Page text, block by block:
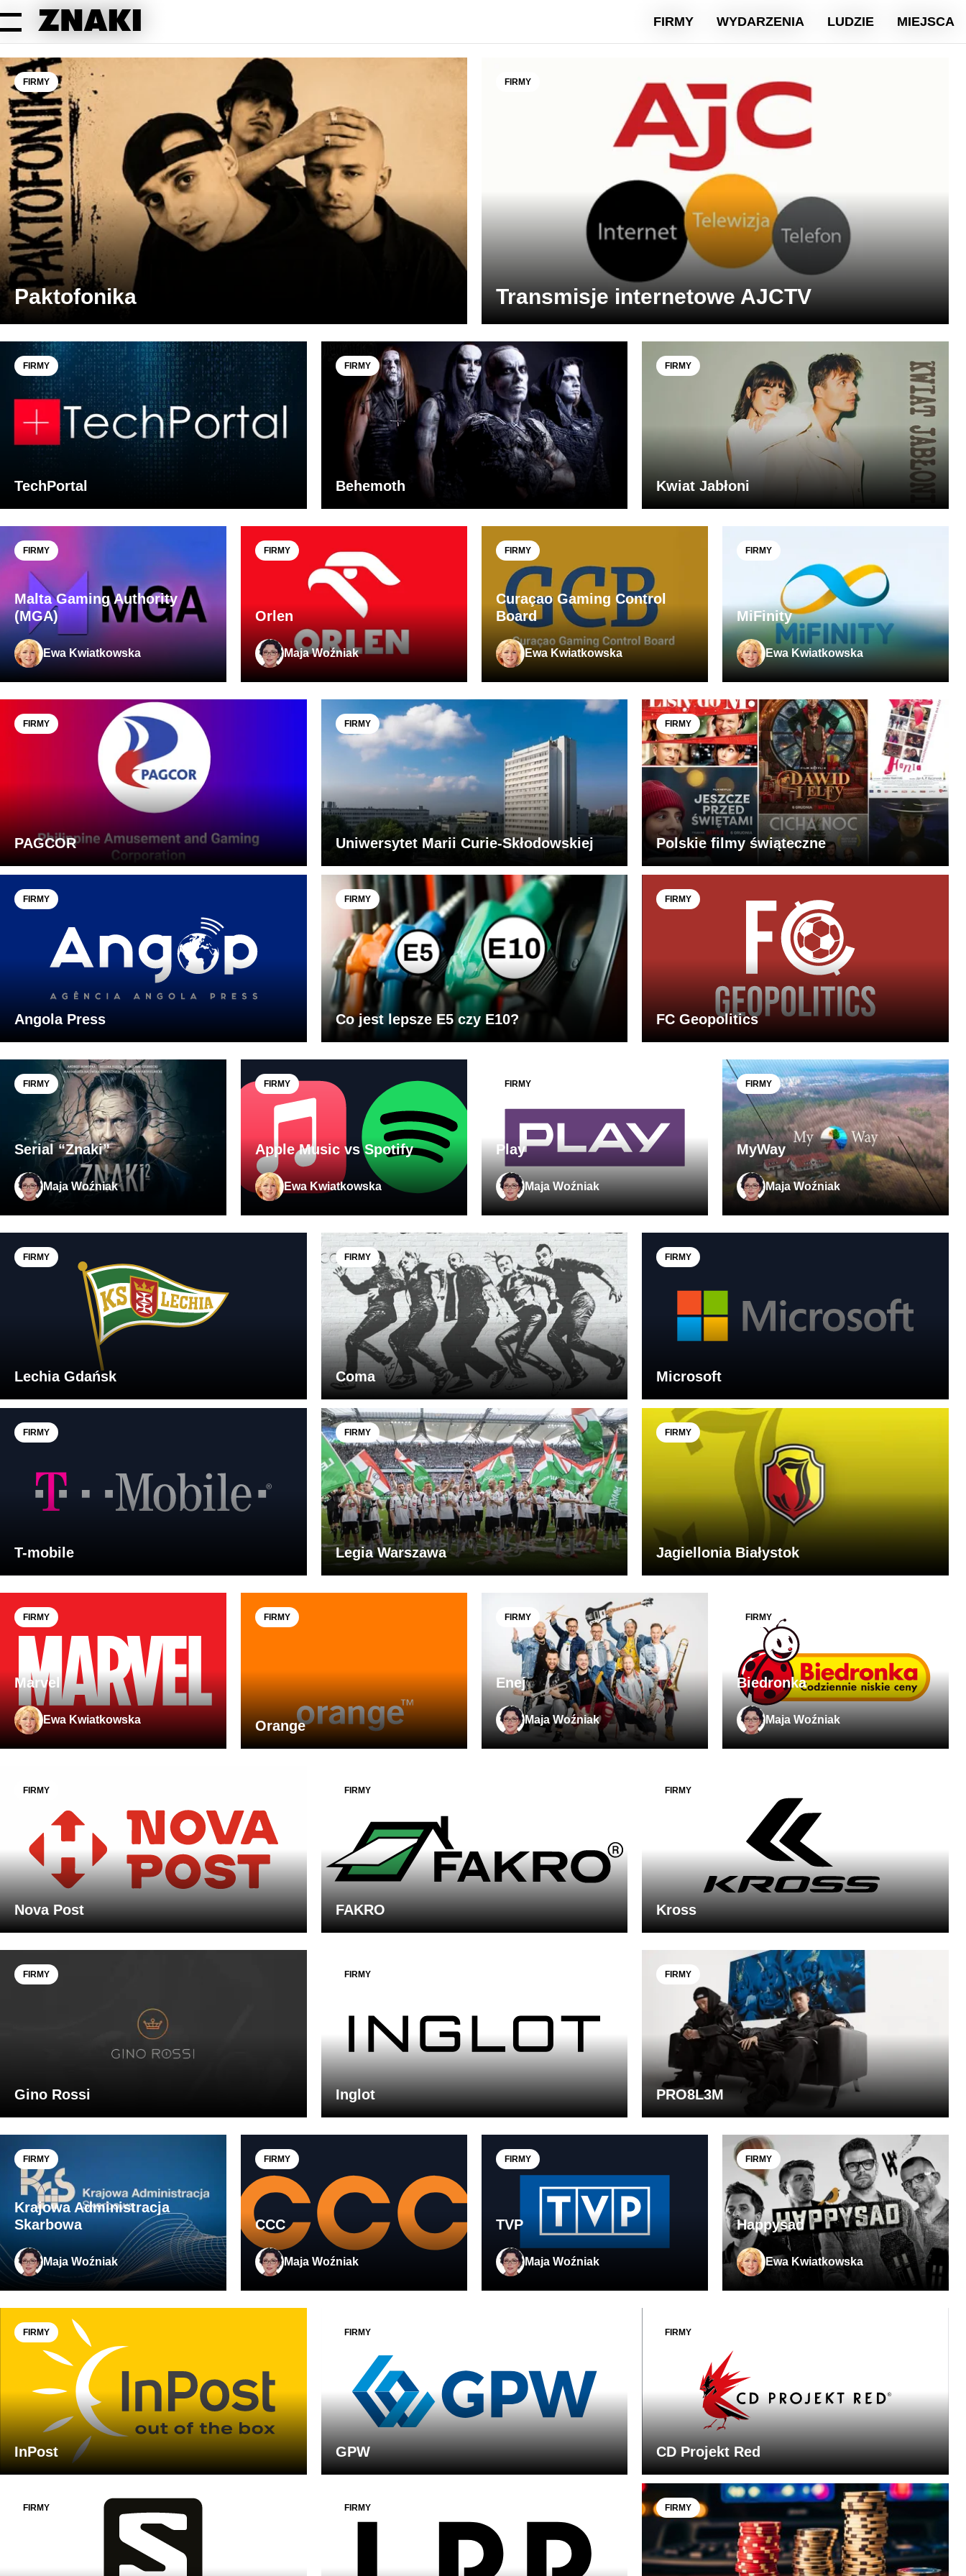
FIRMY WYDARZENIA LUDZIE MIEJSCA
FIRMY
Paktofonika
FIRMY
Transmisje internetowe AJCTV
FIRMY
TechPortal
FIRMY
Behemoth
FIRMY
Kwiat Jabłoni
FIRMY
Malta Gaming Authority
(MGA)
Ewa Kwiatkowska
FIRMY
Orlen
Maja Woźniak
FIRMY
Curaçao Gaming Control
Board
Ewa Kwiatkowska
FIRMY
MiFinity
Ewa Kwiatkowska
FIRMY
PAGCOR
FIRMY
Uniwersytet Marii Curie-Skłodowskiej
FIRMY
Polskie filmy świąteczne
FIRMY
Angola Press
FIRMY
Co jest lepsze E5 czy E10?
FIRMY
FC Geopolitics
FIRMY
Serial “Znaki”
Maja Woźniak
FIRMY
Apple Music vs Spotify
Ewa Kwiatkowska
FIRMY
Play
Maja Woźniak
FIRMY
MyWay
Maja Woźniak
FIRMY
Lechia Gdańsk
FIRMY
Coma
FIRMY
Microsoft
FIRMY
T-mobile
FIRMY
Legia Warszawa
FIRMY
Jagiellonia Białystok
FIRMY
Marvel
Ewa Kwiatkowska
FIRMY
Orange
FIRMY
Enej
Maja Woźniak
FIRMY
Biedronka
Maja Woźniak
FIRMY
Nova Post
FIRMY
FAKRO
FIRMY
Kross
FIRMY
Gino Rossi
FIRMY
Inglot
FIRMY
PRO8L3M
FIRMY
Krajowa Administracja
Skarbowa
Maja Woźniak
FIRMY
CCC
Maja Woźniak
FIRMY
TVP
Maja Woźniak
FIRMY
Happysad
Ewa Kwiatkowska
FIRMY
InPost
FIRMY
GPW
FIRMY
CD Projekt Red
FIRMY FIRMY FIRMY